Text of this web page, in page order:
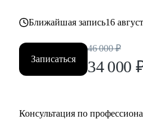
Ближайшая запись16
Записаться
46 000 ₽
34 000
Консультация по